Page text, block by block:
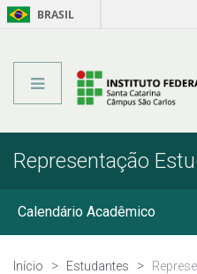
BRASIL
Representação
Calendário Acadêmico
Horário de Aula
Início Estudantes